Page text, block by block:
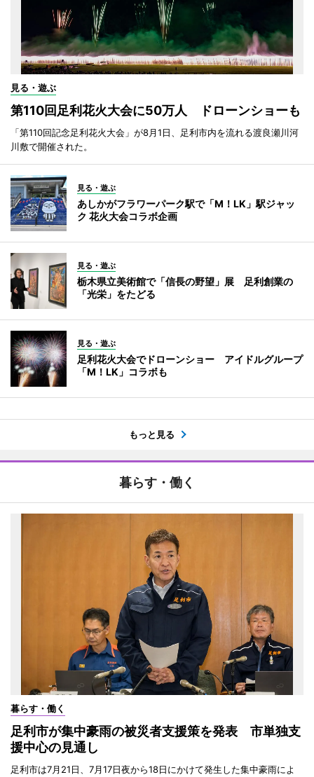
見る・遊ぶ
第110回足利花火大会に50万人 ドローンショーも
「第110回記念足利花火大会」が8月1日、足利市内を流れる渡良瀬川河
川敷で開催された。
見る・遊ぶ
あしかがフラワーパーク駅で「M！LK」駅ジャッ
ク 花火大会コラボ企画
見る・遊ぶ
栃木県立美術館で「信長の野望」展 足利創業の
「光栄」をたどる
見る・遊ぶ
足利花火大会でドローンショー アイドルグループ
「M！LK」コラボも
もっと見る
暮らす・働く
暮らす・働く
足利市が集中豪雨の被災者支援策を発表 市単独支
援中心の見通し
足利市は7月21日、7月17日夜から18日にかけて発生した集中豪雨によ